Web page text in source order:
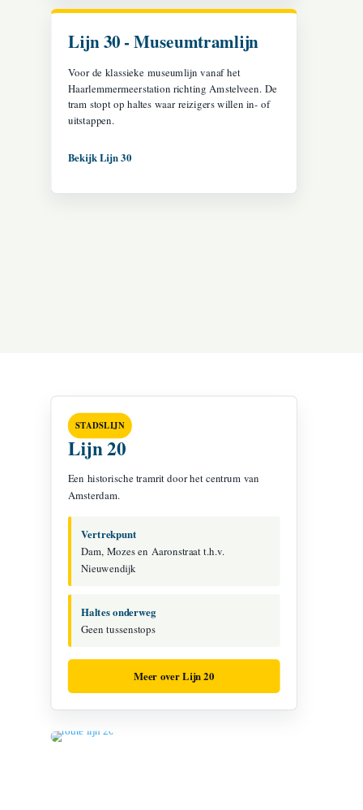
Lijn 30 - Museumtramlijn
Voor de klassieke museumlijn vanaf het
Haarlemmermeerstation richting Amstelveen. De
tram stopt op haltes waar reizigers willen in- of
uitstappen.
Bekijk Lijn 30
STADSLIJN
Lijn 20
Een historische tramrit door het centrum van
Amsterdam.
Vertrekpunt
Dam, Mozes en Aaronstraat t.h.v.
Nieuwendijk
Haltes onderweg
Geen tussenstops
Meer over Lijn 20